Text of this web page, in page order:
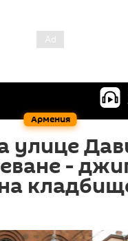
Армения
улице
-